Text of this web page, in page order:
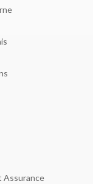
Assurance